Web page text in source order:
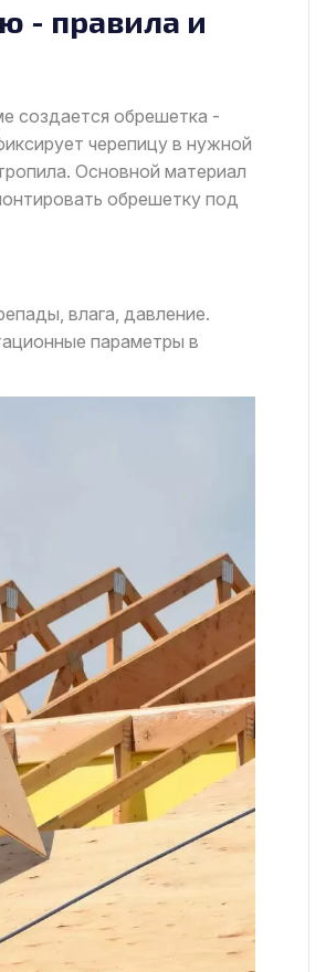
- правила и
создается обрешетка -
черепицу в нужной
Основной материал
обрешетку под
влага, давление.
параметры в